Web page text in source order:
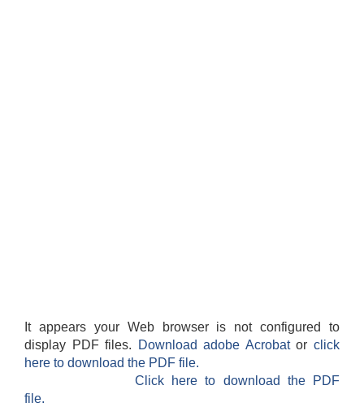
It appears your Web browser is not configured to
display PDF files.
Download adobe Acrobatorclick
here to download the PDF file.
Click here to download the PDF
file.